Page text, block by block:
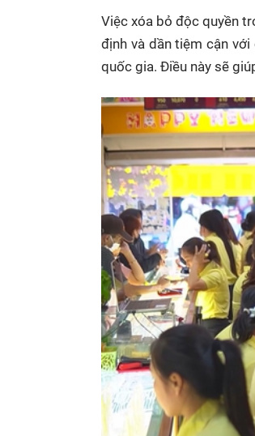
Việc xóa bỏ độc quyền
định và dần tiệm cận
quốc gia. Điều này sẽ